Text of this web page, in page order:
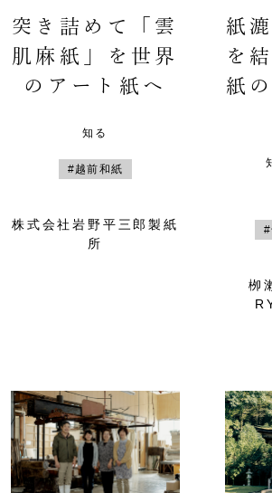
突き詰めて「雲
肌麻紙」を世界
のアート紙へ
知る
#越前和紙
株式会社岩野平三郎製紙
所
紙
を
紙
栁